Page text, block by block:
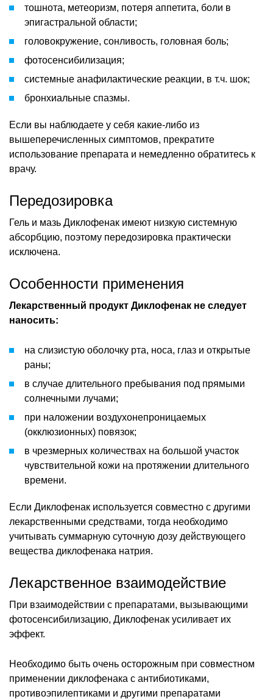
тошнота, метеоризм, потеря аппетита, боли в
эпигастральной области;
головокружение, сонливость, головная боль;
фотосенсибилизация;
системные анафилактические реакции, в т.ч. шок;
бронхиальные спазмы.
Если вы наблюдаете у себя какие-либо из
вышеперечисленных симптомов, прекратите
использование препарата и немедленно обратитесь к
врачу.
Передозировка
Гель и мазь Диклофенак имеют низкую системную
абсорбцию, поэтому передозировка практически
исключена.
Особенности применения
Лекарственный продукт Диклофенак не следует
наносить:
на слизистую оболочку рта, носа, глаз и открытые
раны;
в случае длительного пребывания под прямыми
солнечными лучами;
при наложении воздухонепроницаемых
(окклюзионных) повязок;
в чрезмерных количествах на большой участок
чувствительной кожи на протяжении длительного
времени.
Если Диклофенак используется совместно с другими
лекарственными средствами, тогда необходимо
учитывать суммарную суточную дозу действующего
вещества диклофенака натрия.
Лекарственное взаимодействие
При взаимодействии с препаратами, вызывающими
фотосенсибилизацию, Диклофенак усиливает их
эффект.
Необходимо быть очень осторожным при совместном
применении диклофенака с антибиотиками,
противоэпилептиками и другими препаратами